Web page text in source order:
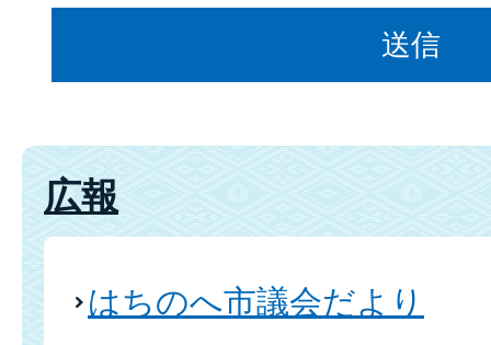
広報
はちのへ市議会だより